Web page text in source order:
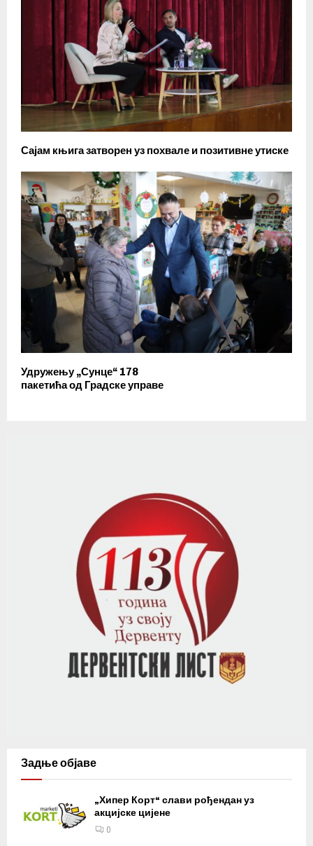
Сајам књига затворен уз похвале и позитивне утиске
Удружењу „Сунце“ 178
пакетића од Градске управе
Задње објаве
„Хипер Корт“ слави рођендан уз
акцијске цијене
0